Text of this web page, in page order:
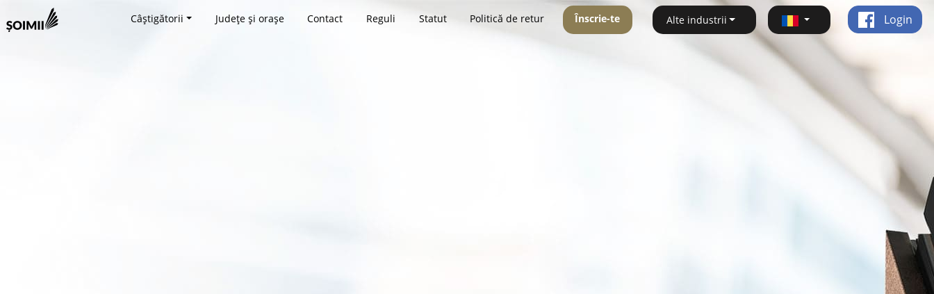
Câștigătorii Județe și orașe Contact Reguli Statut Politică de retur Înscrie-te Alte industrii Login